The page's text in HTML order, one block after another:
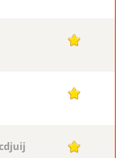
1
1
1